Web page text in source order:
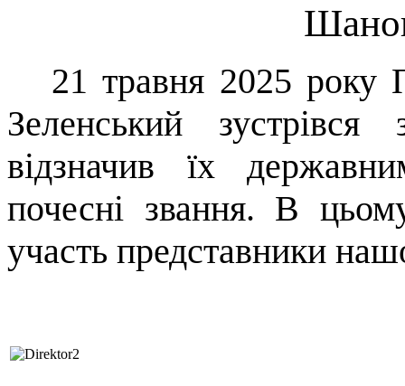
21 травня 2025 року
Зеленський
відзначив їх
почесні звання. В
учаcть представники